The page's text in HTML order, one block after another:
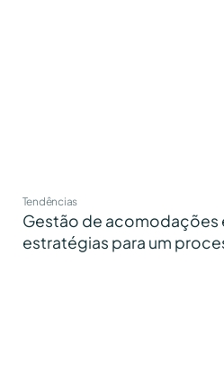
Tendências
Gestão de acomodações
estratégias para um